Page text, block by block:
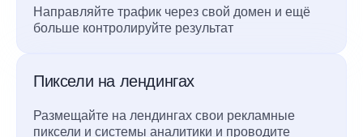
Направляйте трафик через свой домен и ещё
больше контролируйте результат
Пиксели на лендингах
Размещайте на лендингах свои рекламные
пиксели и системы аналитики и проводите